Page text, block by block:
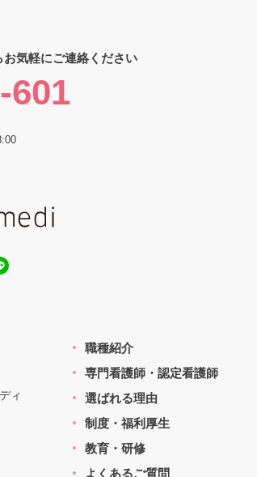
お気軽にご連絡ください
601
ィ
職種紹介
専門看護師・認定看護師
選ばれる理由
制度・福利厚生
教育・研修
よくあるご質問